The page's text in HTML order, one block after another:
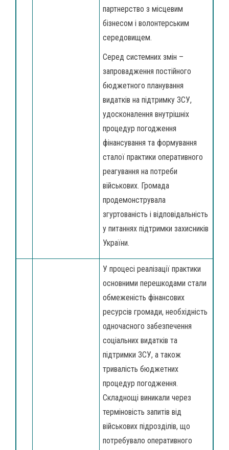
партнерство з місцевим
бізнесом і волонтерським
середовищем.
Серед системних змін –
запровадження постійного
бюджетного планування
видатків на підтримку ЗСУ,
удосконалення внутрішніх
процедур погодження
фінансування та формування
сталої практики оперативного
реагування на потреби
військових. Громада
продемонструвала
згуртованість і відповідальність
у питаннях підтримки захисників
України.
У процесі реалізації практики
основними перешкодами стали
обмеженість фінансових
ресурсів громади, необхідність
одночасного забезпечення
соціальних видатків та
підтримки ЗСУ, а також
тривалість бюджетних
процедур погодження.
Складнощі виникали через
терміновість запитів від
військових підрозділів, що
потребувало оперативного